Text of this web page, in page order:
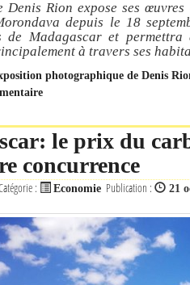
Denis Rion expose ses
depuis le 18
de Madagascar et
à travers ses
photographique de Denis
le prix du
concurrence
: Economie Publication : 21